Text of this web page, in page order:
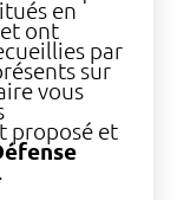
en
ont
par
sur
vous
proposé et